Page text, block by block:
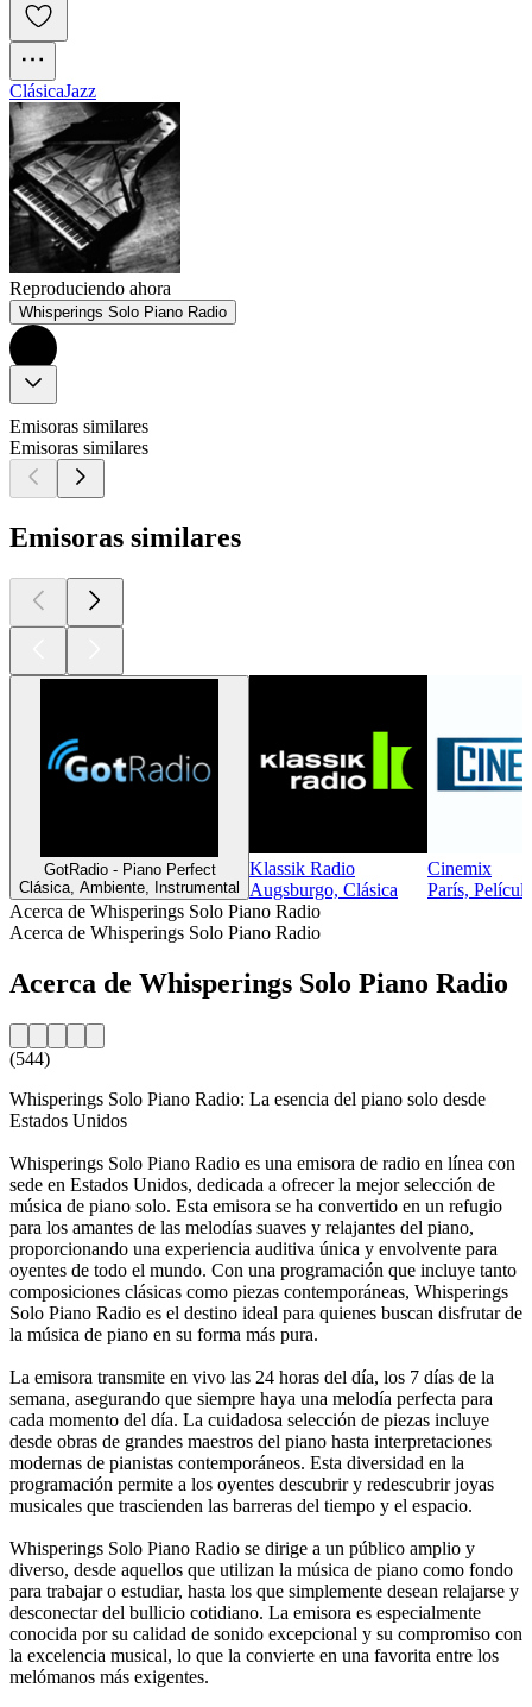
ClásicaJazz
Reproduciendo ahora
Whisperings Solo Piano Radio
Emisoras similares
Emisoras similares
Emisoras similares
GotRadio - Piano Perfect
Clásica, Ambiente, Instrumental
Klassik Radio
Augsburgo, Clásica
Cinemix
París,
Acerca de Whisperings Solo Piano Radio
Acerca de Whisperings Solo Piano Radio
Acerca de Whisperings Solo Piano Radio
(544)
Whisperings Solo Piano Radio: La esencia del piano solo desde
Estados Unidos
Whisperings Solo Piano Radio es una emisora de radio en línea con
sede en Estados Unidos, dedicada a ofrecer la mejor selección de
música de piano solo. Esta emisora se ha convertido en un refugio
para los amantes de las melodías suaves y relajantes del piano,
proporcionando una experiencia auditiva única y envolvente para
oyentes de todo el mundo. Con una programación que incluye tanto
composiciones clásicas como piezas contemporáneas, Whisperings
Solo Piano Radio es el destino ideal para quienes buscan disfrutar de
la música de piano en su forma más pura.
La emisora transmite en vivo las 24 horas del día, los 7 días de la
semana, asegurando que siempre haya una melodía perfecta para
cada momento del día. La cuidadosa selección de piezas incluye
desde obras de grandes maestros del piano hasta interpretaciones
modernas de pianistas contemporáneos. Esta diversidad en la
programación permite a los oyentes descubrir y redescubrir joyas
musicales que trascienden las barreras del tiempo y el espacio.
Whisperings Solo Piano Radio se dirige a un público amplio y
diverso, desde aquellos que utilizan la música de piano como fondo
para trabajar o estudiar, hasta los que simplemente desean relajarse y
desconectar del bullicio cotidiano. La emisora es especialmente
conocida por su calidad de sonido excepcional y su compromiso con
la excelencia musical, lo que la convierte en una favorita entre los
melómanos más exigentes.